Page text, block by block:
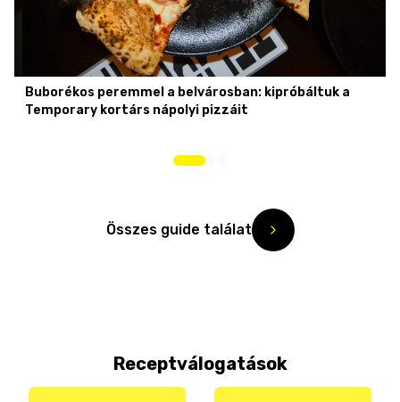
Buborékos peremmel a belvárosban: kipróbáltuk a
Temporary kortárs nápolyi pizzáit
Összes guide találat
Receptválogatások